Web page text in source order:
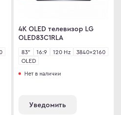
4K OLED телевизор LG
OLED83C1RLA
83" 16:9 120 Hz
3840×2160
OLED
Нет в наличии
Уведомить